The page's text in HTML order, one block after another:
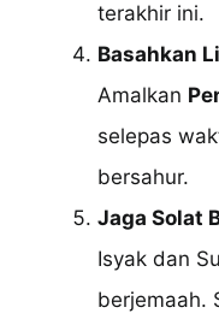
terakhir ini.
Basahkan
Amalkan
selepas
bersahur.
Jaga Solat
Isyak dan
berjemaah.